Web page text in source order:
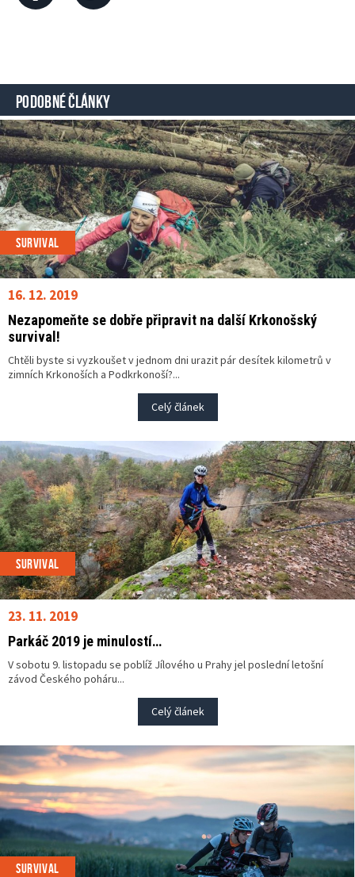
PODOBNÉ ČLÁNKY
SURVIVAL
16. 12. 2019
Nezapomeňte se dobře připravit na další Krkonošský
survival!
Chtěli byste si vyzkoušet v jednom dni urazit pár desítek kilometrů v
zimních Krkonoších a Podkrkonoší?...
Celý článek
SURVIVAL
23. 11. 2019
Parkáč 2019 je minulostí…
V sobotu 9. listopadu se poblíž Jílového u Prahy jel poslední letošní
závod Českého poháru...
Celý článek
SURVIVAL